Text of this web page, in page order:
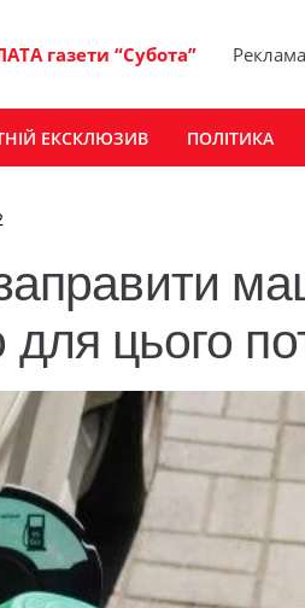
газети “Субота” Реклама
ЕКСКЛЮЗИВ ПОЛІТИКА
заправити
цього